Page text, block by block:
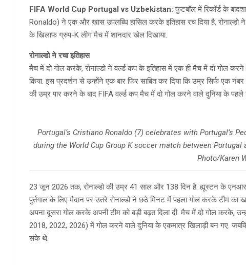
FIFA World Cup Portugal vs Uzbekistan: फुटबॉल में रिकॉर्ड के
Ronaldo) ने एक और खास उपलब्धि हासिल करके इतिहास रच दिया है. रोनाल्डो
के खिलाफ ग्रुप-K लीग मैच में शानदार खेल दिखाया.
रोनाल्डो ने रचा इतिहास
मैच में दो गोल करके, रोनाल्डो ने वर्ल्ड कप के इतिहास में एक ही मैच में दो गोल
किया. इस प्रदर्शन से उन्होंने एक बार फिर साबित कर दिया कि उम्र सिर्फ एक
की उम्र पार करने के बाद FIFA वर्ल्ड कप मैच में दो गोल करने वाले दुनिया के पहले
Portugal’s Cristiano Ronaldo (7) celebrates with Portugal’s
during the World Cup Group K soccer match between
Photo/Karen
23 जून 2026 तक, रोनाल्डो की उम्र 41 साल और 138 दिन है. ह्यूस्टन के
पुर्तगाल के लिए मैदान पर उतरे रोनाल्डो ने छठे मिनट में पहला गोल करके टीम
अपना दूसरा गोल करके अपनी टीम को बड़ी बढ़त दिला दी. मैच में दो गोल
2018, 2022, 2026) में गोल करने वाले दुनिया के एकमात्र खिलाड़ी बन गए.
सके थे.